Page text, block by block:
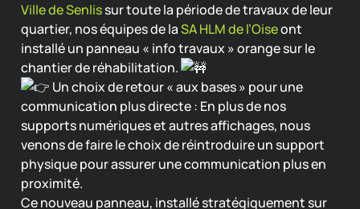
Ville de Senlissur toute la période de travaux de leur
quartier, nos équipes de laSA HLM de l’Oiseont
installé un panneau « info travaux » orange sur le
chantier de réhabilitation.
Un choix de retour « aux bases » pour une
communication plus directe : En plus de nos
supports numériques et autres affichages, nous
venons de faire le choix de réintroduire un support
physique pour assurer une communication plus en
proximité.
Ce nouveau panneau, installé stratégiquement sur